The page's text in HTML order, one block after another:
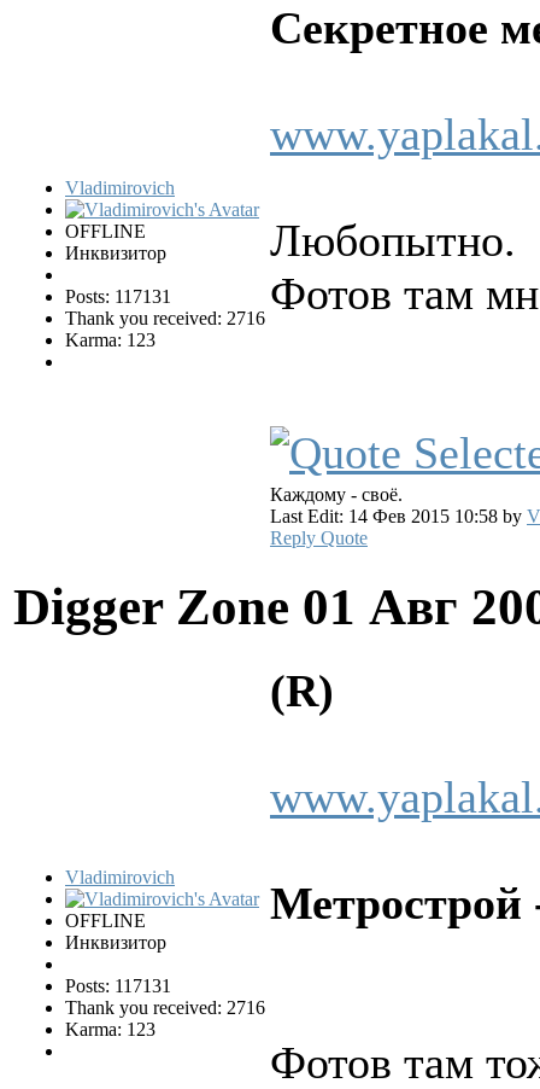
Vladimirovich
OFFLINE
Инквизитор
Posts: 117131
Thank you received: 2716
Karma: 123
Секретное
Любопытно.
Фотов там
Каждому - своё.
Last Edit: 14 Фев 2015 10:58 by
Reply Quote
Digger Zone 01 Авг
Vladimirovich
OFFLINE
Инквизитор
Posts: 117131
Thank you received: 2716
Karma: 123
(R)
Метрострой
Фотов там